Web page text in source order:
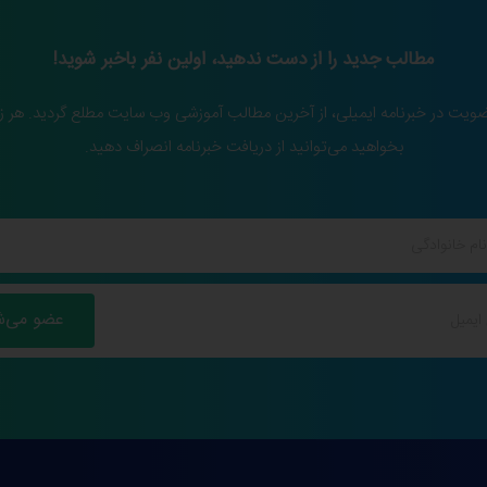
مطالب جدید را از دست ندهید، اولین نفر باخبر شوید!
در خبرنامه ایمیلی، از آخرین مطالب آموزشی وب سایت مطلع گردید. هر
بخواهید می‌توانید از دریافت خبرنامه انصراف دهید.